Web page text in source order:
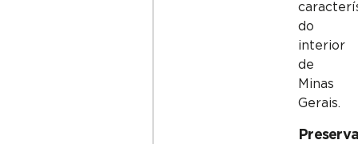
do
interior
de
Minas
Gerais.